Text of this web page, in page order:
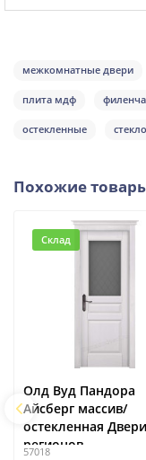
межкомнатные двери
плита мдф
остекленные
Похожие
Склад
Олд Вуд Пандора
Айсберг массив/
остекленная Двери
регионов
57018